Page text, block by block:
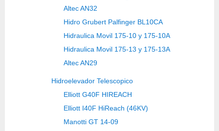
Altec AN32
Hidro Grubert Palfinger BL10CA
Hidraulica Movil 175-10 y 175-10A
Hidraulica Movil 175-13 y 175-13A
Altec AN29
Hidroelevador Telescopico
Elliott G40F HIREACH
Elliott I40F HiReach (46KV)
Manotti GT 14-09